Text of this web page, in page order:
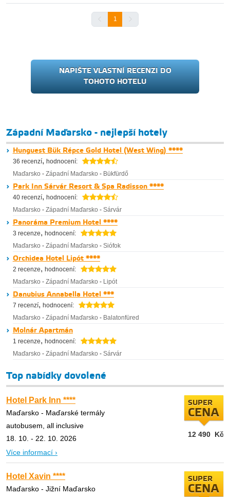
1
NAPIŠTE VLASTNÍ RECENZI DO
TOHOTO HOTELU
Západní Maďarsko - nejlepší hotely
Hunguest Bük Répce Gold Hotel (West Wing) ****
36 recenzí, hodnocení:
Maďarsko - Západní Maďarsko - Bükfürdő
Park Inn Sárvár Resort & Spa Radisson ****
40 recenzí, hodnocení:
Maďarsko - Západní Maďarsko - Sárvár
Panoráma Premium Hotel ****
3 recenze, hodnocení:
Maďarsko - Západní Maďarsko - Siófok
Orchidea Hotel Lipót ****
2 recenze, hodnocení:
Maďarsko - Západní Maďarsko - Lipót
Danubius Annabella Hotel ***
7 recenzí, hodnocení:
Maďarsko - Západní Maďarsko - Balatonfüred
Molnár Apartmán
1 recenze, hodnocení:
Maďarsko - Západní Maďarsko - Sárvár
Top nabídky dovolené
Hotel Park Inn ****
Maďarsko - Maďarské termály
autobusem, all inclusive
18. 10. - 22. 10. 2026
Více informací ›
SUPER
CENA
12 490 Kč
Hotel Xavin ****
Maďarsko - Jižní Maďarsko
SUPER
CENA